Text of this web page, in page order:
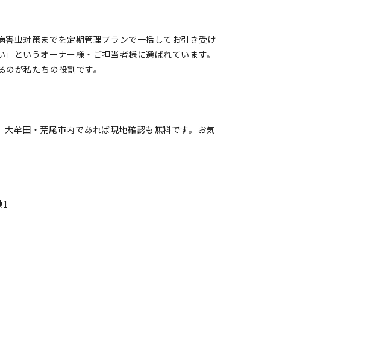
虫対策までを定期管理プランで一括してお引き受け
というオーナー様・ご担当者様に選ばれています。
が私たちの役割です。
牟田・荒尾市内であれば現地確認も無料です。お気
1